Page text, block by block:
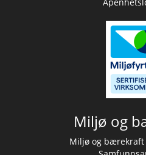
Miljø og
Miljø og